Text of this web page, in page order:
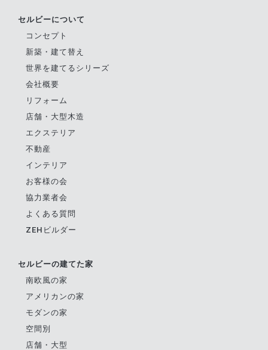
セルビーについて
コンセプト
新築・建て替え
世界を建てるシリーズ
会社概要
リフォーム
店舗・大型木造
エクステリア
不動産
インテリア
お客様の会
協力業者会
よくある質問
ZEHビルダー
セルビーの建てた家
南欧風の家
アメリカンの家
モダンの家
空間別
店舗・大型